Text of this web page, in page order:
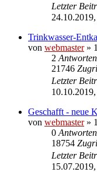
Letzter
Trinkwasser-
von webmaster»
2 Antworten
21746
Letzter
10.10.2019,
Geschafft - neue
von webmaster»
0 Antworten
18754
Letzter